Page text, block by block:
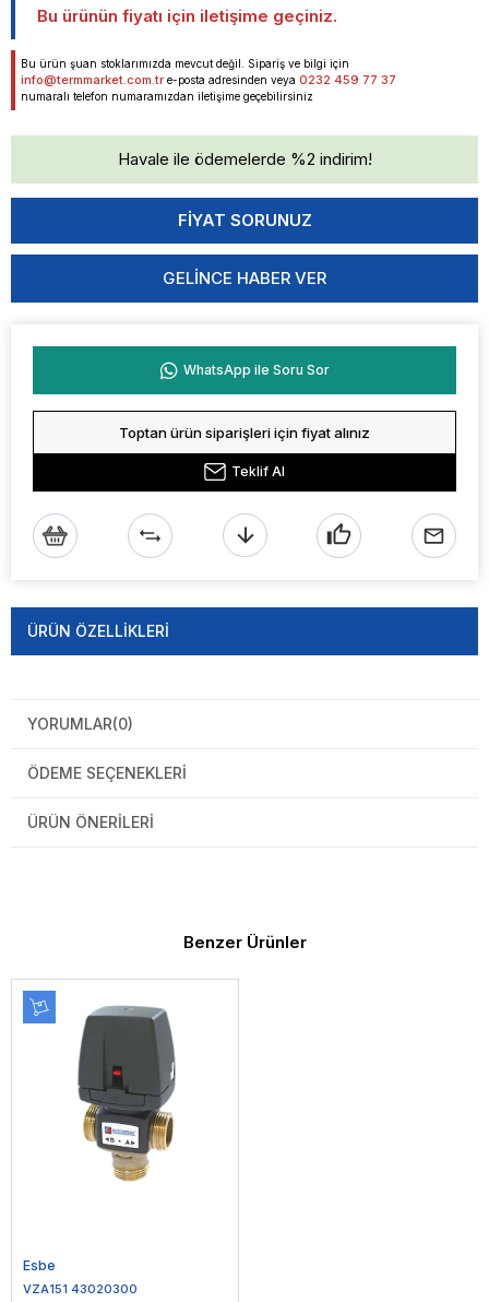
Bu ürünün fiyatı için iletişime geçiniz.
Bu ürün şuan stoklarımızda mevcut değil. Sipariş ve bilgi için
info@termmarket.com.tr e-posta adresinden veya 0232 459 77 37
numaralı telefon numaramızdan iletişime geçebilirsiniz
Havale ile ödemelerde %2 indirim!
GELINCE HABER VER
WhatsApp ile Soru Sor
Toptan ürün siparişleri için fiyat alınız
Teklif Al
ÜRÜN ÖZELLIKLERI
YORUMLAR(0)
ÖDEME SEÇENEKLERI
ÜRÜN ÖNERILERI
Benzer Ürünler
Esbe
VZA151 43020300